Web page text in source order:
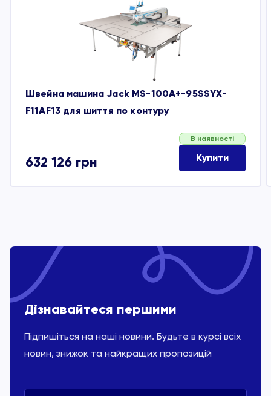
Швейна машина Jack MS-100A+-95SSYX-
F11AF13 для шиття по контуру
632 126 грн
В наявності
Купити
Дізнавайтеся першими
Підпишіться на наші новини. Будьте в курсі всіх
новин, знижок та найкращих пропозицій